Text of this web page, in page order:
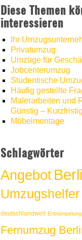
Diese Themen
interessieren
Ihr
Privatumzug
Umzüge für
Jobcenterumzug
Studentische
Häufig gestellte
Malerarbeiten und
Günstig –
Möbelmontage
Schlagwörter
Angebot
Umzugshelfer
deutschlandweit Entrümpelung
Fernumzug